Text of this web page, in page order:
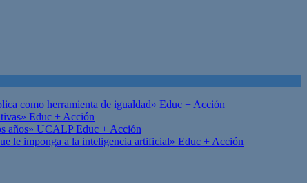
como herramienta de igualdad» Educ + Acción
Educ + Acción
años» UCALPEduc + Acción
le imponga a la inteligencia artificial» Educ + Acción